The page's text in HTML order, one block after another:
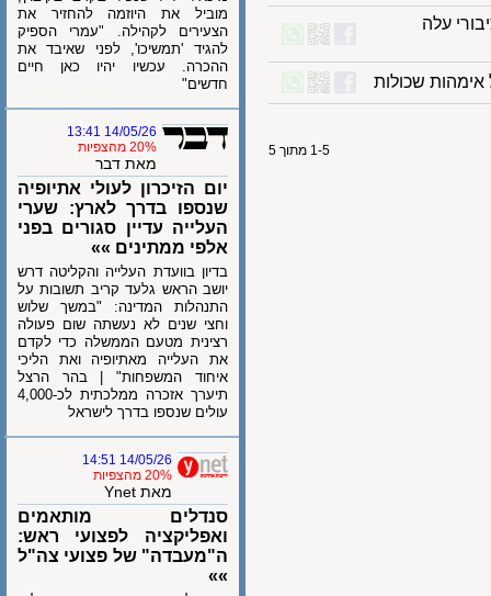
עלה
שכולות
מוביל את היוזמה להחזיר את
הצעירים לקהילה. "עמרי הספיק
להגיד 'תמשיכו', לפני שאיבד את
ההכרה. עכשיו יהיו כאן חיים
חדשים"
14/05/26 13:41
20% מהצפיות
מאת דבר
יום הזיכרון לעולי אתיופיה
שנספו בדרך לארץ: שערי
העלייה עדיין סגורים בפני
אלפי ממתינים »»
בדיון בוועדת העלייה והקליטה דרש
יושב הראש גלעד קריב תשובות על
התנהלות המדינה: "במשך שלוש
וחצי שנים לא נעשתה שום פעולה
רצינית מטעם הממשלה כדי לקדם
את העלייה מאתיופיה ואת הליכי
איחוד המשפחות" | בהר הרצל
תיערך אזכרה ממלכתית לכ-4,000
עולים שנספו בדרך לישראל
14/05/26 14:51
20% מהצפיות
מאת Ynet
סנדלים מותאמים
ואפליקציה לפצועי ראש:
ה"מעבדה" של פצועי צה"ל